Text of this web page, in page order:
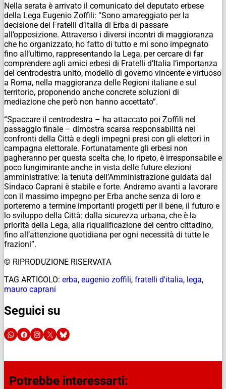
Nella serata è arrivato il comunicato del deputato erbese
della Lega Eugenio Zoffili: “Sono amareggiato per la
decisione dei Fratelli d’Italia di Erba di passare
all’opposizione. Attraverso i diversi incontri di maggioranza
che ho organizzato, ho fatto di tutto e mi sono impegnato
fino all’ultimo, rappresentando la Lega, per cercare di far
comprendere agli amici erbesi di Fratelli d’Italia l’importanza
del centrodestra unito, modello di governo vincente e virtuoso
a Roma, nella maggioranza delle Regioni italiane e sul
territorio, proponendo anche concrete soluzioni di
mediazione che però non hanno accettato”.
“Spaccare il centrodestra – ha attaccato poi Zoffili nel
passaggio finale – dimostra scarsa responsabilità nei
confronti della Città e degli impegni presi con gli elettori in
campagna elettorale. Fortunatamente gli erbesi non
pagheranno per questa scelta che, lo ripeto, è irresponsabile e
poco lungimirante anche in vista delle future elezioni
amministrative: la tenuta dell’Amministrazione guidata dal
Sindaco Caprani è stabile e forte. Andremo avanti a lavorare
con il massimo impegno per Erba anche senza di loro e
porteremo a termine importanti progetti per il bene, il futuro e
lo sviluppo della Città: dalla sicurezza urbana, che è la
priorità della Lega, alla riqualificazione del centro cittadino,
fino all’attenzione quotidiana per ogni necessità di tutte le
frazioni”.
© RIPRODUZIONE RISERVATA
TAG ARTICOLO: erba, eugenio zoffili, fratelli d'italia, lega,
mauro caprani
Seguici su
Potrebbe interessarti: